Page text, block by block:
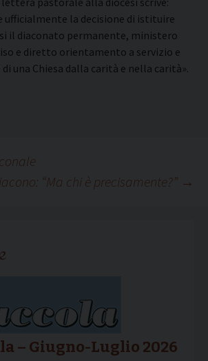
ufficialmente la decisione di istituire
il diaconato permanente, ministero
e diretto orientamento a servizio e
una Chiesa dalla carità e nella carità».
“Ma chi è precisamente?” →
– Giugno-Luglio 2026